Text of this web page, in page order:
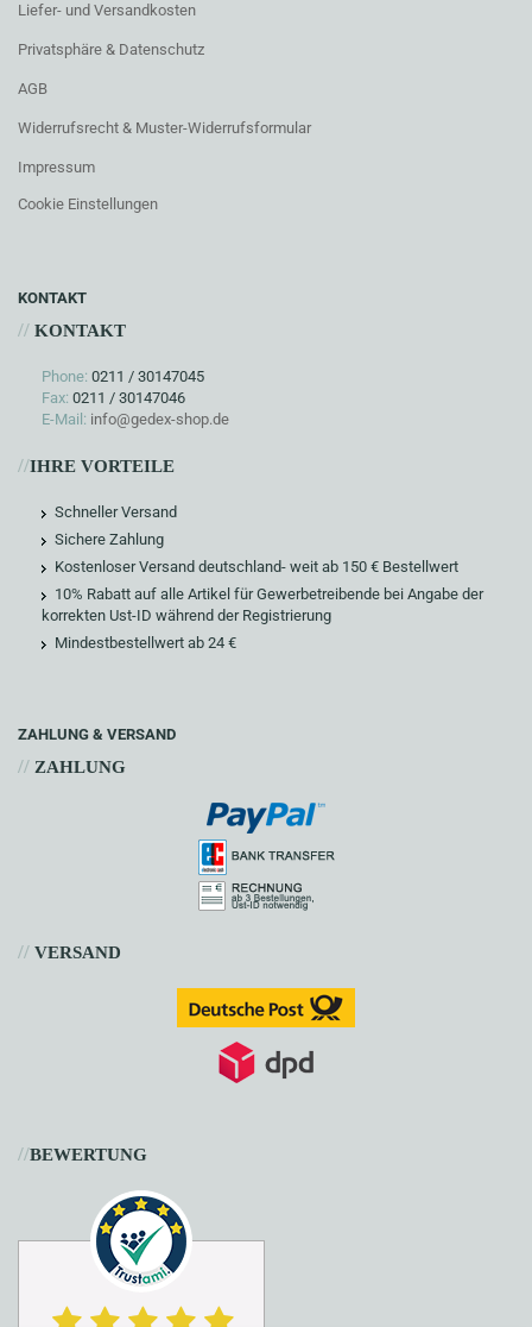
Liefer- und Versandkosten
Privatsphäre & Datenschutz
AGB
Widerrufsrecht & Muster-Widerrufsformular
Impressum
Cookie Einstellungen
KONTAKT
// KONTAKT
Phone: 0211 / 30147045
Fax: 0211 / 30147046
E-Mail: info@gedex-shop.de
//IHRE VORTEILE
Schneller Versand
Sichere Zahlung
Kostenloser Versand deutschland- weit ab 150 € Bestellwert
10% Rabatt auf alle Artikel für Gewerbetreibende bei Angabe der
korrekten Ust-ID während der Registrierung
Mindestbestellwert ab 24 €
ZAHLUNG & VERSAND
// ZAHLUNG
// VERSAND
//BEWERTUNG